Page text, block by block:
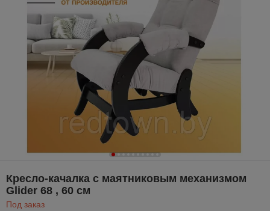
Кресло-качалка с маятниковым механизмом
Glider 68 , 60 см
Под заказ